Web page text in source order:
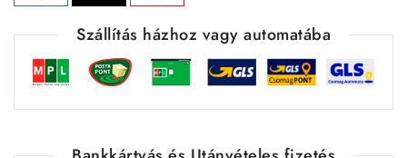
Szállítás házhoz vagy automatába